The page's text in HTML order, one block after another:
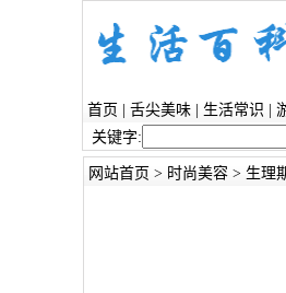
首页 舌尖美味| 生活常识
关键字:
网站首页 > 时尚美容> 生理